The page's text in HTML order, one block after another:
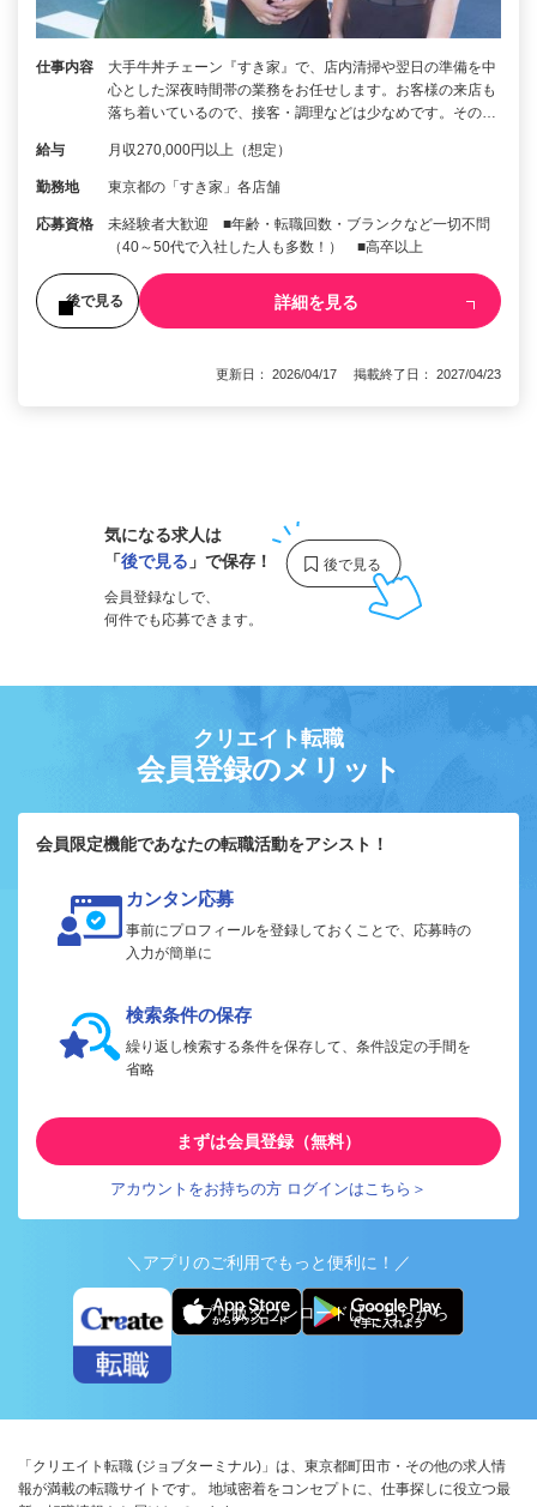
仕事内容
大手牛丼チェーン『すき家』で、店内清掃や翌日の準備を中
心とした深夜時間帯の業務をお任せします。お客様の来店も
落ち着いているので、接客・調理などは少なめです。その…
給与 月収270,000円以上（想定）
勤務地 東京都の「すき家」各店舗
応募資格
未経験者大歓迎 ■年齢・転職回数・ブランクなど一切不問
（40～50代で入社した人も多数！） ■高卒以上
後で見る 詳細を見る
更新日： 2026/04/17 掲載終了日： 2027/04/23
気になる求人は
「後で見る 」で保存！
会員登録なしで、
何件でも応募できます。
クリエイト転職
会員登録のメリット
会員限定機能であなたの転職活動をアシスト！
カンタン応募
事前にプロフィールを登録しておくことで、応募時の
入力が簡単に
検索条件の保存
繰り返し検索する条件を保存して、条件設定の手間を
省略
まずは会員登録（無料）
アカウントをお持ちの方 ログインはこちら＞
＼アプリのご利用でもっと便利に！／
アプリ版ダウンロードはこちらから
「クリエイト転職 (ジョブターミナル)」は、東京都町田市・その他の求人情
報が満載の転職サイトです。 地域密着をコンセプトに、仕事探しに役立つ最